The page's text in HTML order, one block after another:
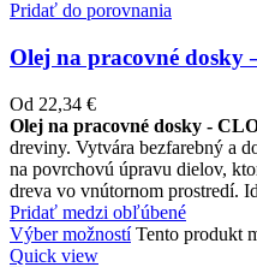
Pridať do porovnania
Olej na pracovné dosky
Od 22,34 €
Olej na pracovné dosky -
dreviny. Vytvára bezfarebný a
na povrchovú úpravu dielov,
dreva vo vnútornom prostredí.
Pridať medzi obľúbené
Výber možností Tento produkt
Quick view